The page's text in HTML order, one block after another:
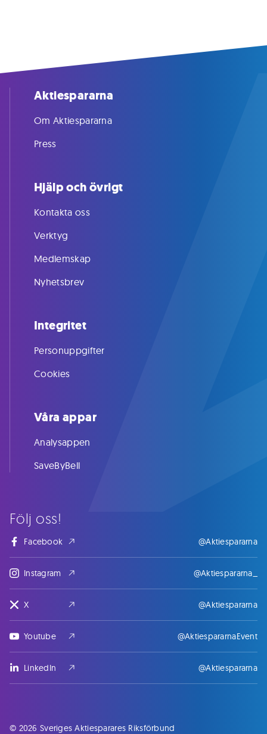
Följ oss!
Facebook @Aktiespararna
Instagram @Aktiespararna_
X @Aktiespararna
Youtube @AktiespararnaEvent
LinkedIn @Aktiespararna
Aktiespararna
Om Aktiespararna
Press
Hjälp och övrigt
Kontakta oss
Verktyg
Medlemskap
Nyhetsbrev
Integritet
Personuppgifter
Cookies
Våra appar
Analysappen
SaveByBell
© 2026 Sveriges Aktiesparares Riksförbund